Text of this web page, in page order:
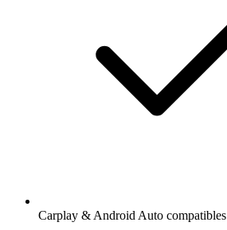
Carplay & Android Auto compatibles